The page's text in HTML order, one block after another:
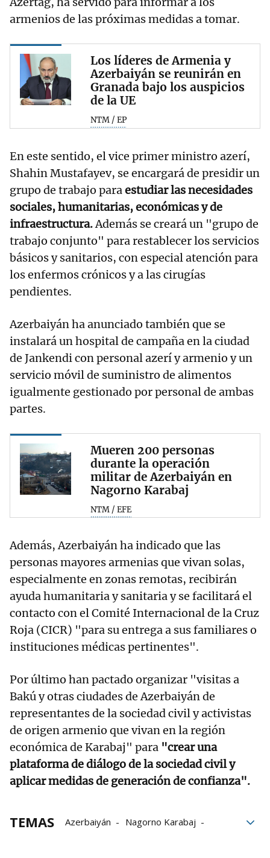
armenios de las próximas medidas a tomar.
Los líderes de Armenia y
Azerbaiyán se reunirán en
Granada bajo los auspicios
de la UE
NTM / EP
En este sentido, el vice primer ministro azerí,
Shahin Mustafayev, se encargará de presidir un
grupo de trabajo paraestudiar las necesidades
sociales, humanitarias, económicas y de
infraestructura.Además se creará un "grupo de
trabajo conjunto" para restablecer los servicios
básicos y sanitarios, con especial atención para
los enfermos crónicos y a las cirugías
pendientes.
Azerbaiyán ha anunciado también que se
instalará un hospital de campaña en la ciudad
de Jankendi con personal azerí y armenio y un
servicio móvil de suministro de alimentos
igualmente gestionado por personal de ambas
partes.
Mueren 200 personas
durante la operación
militar de Azerbaiyán en
Nagorno Karabaj
NTM / EFE
Además, Azerbaiyán ha indicado que las
personas mayores armenias que vivan solas,
especialmente en zonas remotas, recibirán
ayuda humanitaria y sanitaria y se facilitará el
contacto con el Comité Internacional de la Cruz
Roja (CICR) "para su entrega a sus familiares o
instituciones médicas pertinentes".
Por último han pactado organizar "visitas a
Bakú y otras ciudades de Azerbaiyán de
representantes de la sociedad civil y activistas
de origen armenio que vivan en la región
económica de Karabaj" para "crear una
plataforma de diálogo de la sociedad civil y
aplicar medidas de generación de confianza".
TEMAS Azerbaiyán
Nagorno Karabaj